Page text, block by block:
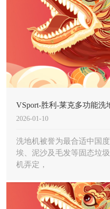
VSport-胜利-莱克多功能洗
彰显全屋清洁能力
2026-01-10
洗地机被誉为最合适中国
埃、泥沙及毛发等固态垃
机弄定，